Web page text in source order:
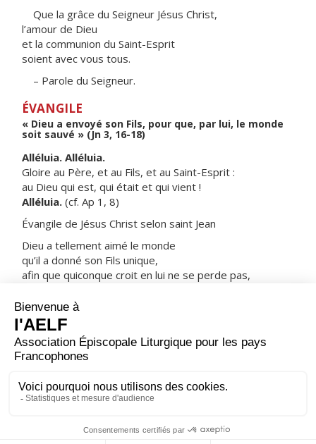
Que la grâce du Seigneur Jésus Christ,
l’amour de Dieu
et la communion du Saint-Esprit
soient avec vous tous.
– Parole du Seigneur.
ÉVANGILE
« Dieu a envoyé son Fils, pour que, par lui, le monde
soit sauvé » (Jn 3, 16-18)
Alléluia. Alléluia.
Gloire au Père, et au Fils, et au Saint-Esprit :
au Dieu qui est, qui était et qui vient !
Alléluia. (cf. Ap 1, 8)
Évangile de Jésus Christ selon saint Jean
Dieu a tellement aimé le monde
qu’il a donné son Fils unique,
afin que quiconque croit en lui ne se perde pas,
Car Dieu a envoyé son Fils dans le monde,
non pas pour juger le monde,
mais pour que, par lui, le monde soit sauvé.
Celui qui croit en lui échappe au Jugement ;
celui qui ne croit pas est déjà jugé,
du fait qu’il n’a pas cru au nom du Fils unique de Dieu.
– Acclamons la Parole de Dieu.